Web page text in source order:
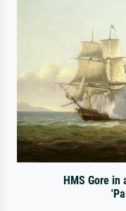
HMS Gore